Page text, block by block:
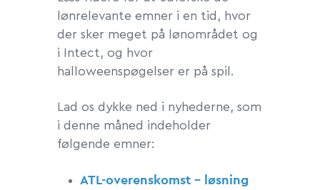
lønrelevante emner i en tid, hvor
der sker meget på lønområdet og
i Intect, og hvor
halloweenspøgelser er på spil.
Lad os dykke ned i nyhederne, som
i denne måned indeholder
følgende emner:
ATL-overenskomst - løsning